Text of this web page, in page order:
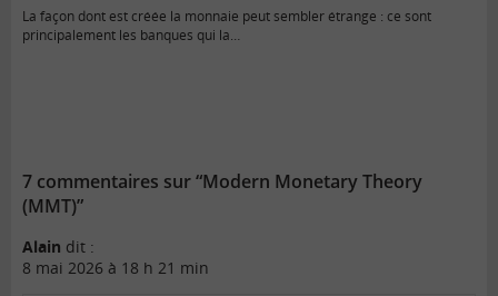
La façon dont est créée la monnaie peut sembler étrange : ce sont
principalement les banques qui la…
7 commentaires sur “Modern Monetary Theory
(MMT)”
Alain dit :
8 mai 2026 à 18 h 21 min